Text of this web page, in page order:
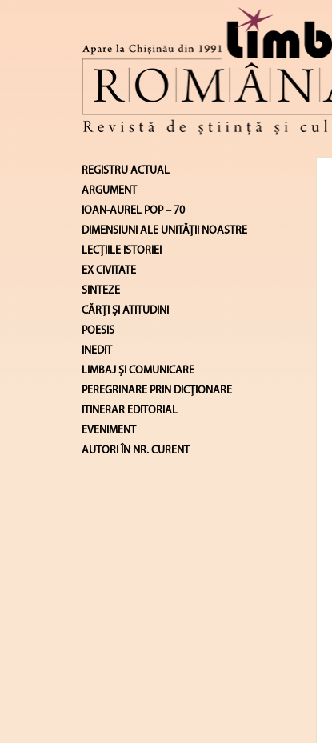
REGISTRU ACTUAL
ARGUMENT
IOAN-AUREL POP – 70
DIMENSIUNI ALE UNITĂŢII NOASTRE
LECŢIILE ISTORIEI
EX CIVITATE
SINTEZE
CĂRŢI ŞI ATITUDINI
POESIS
INEDIT
LIMBAJ ŞI COMUNICARE
PEREGRINARE PRIN DICȚIONARE
ITINERAR EDITORIAL
EVENIMENT
AUTORI ÎN NR. CURENT